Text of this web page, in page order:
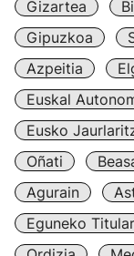
Gizartea
Gipuzkoa
Azpeitia
Euskal
Eusko
Oñati
Agurain
Eguneko